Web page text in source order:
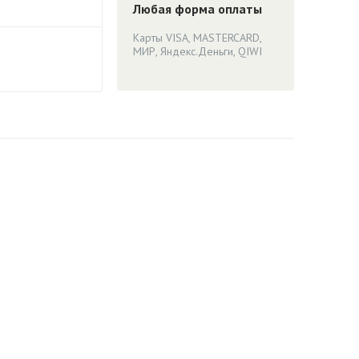
Любая форма оплаты
Карты VISA, MASTERCARD,
МИР, Яндекс.Деньги, QIWI